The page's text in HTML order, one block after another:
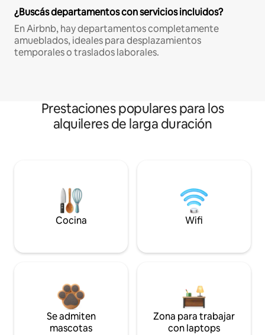
¿Buscás departamentos con servicios incluidos?
En Airbnb, hay departamentos completamente
amueblados, ideales para desplazamientos
temporales o traslados laborales.
Prestaciones populares para los
alquileres de larga duración
Cocina Wifi
Se admiten
mascotas
Zona para trabajar
con laptops